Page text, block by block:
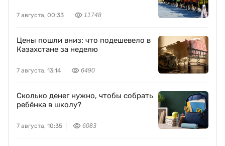
7 августа, 00:33 11748
Цены пошли вниз: что подешевело в
Казахстане за неделю
7 августа, 13:14 6490
Сколько денег нужно, чтобы собрать
ребёнка в школу?
7 августа, 10:35 6083